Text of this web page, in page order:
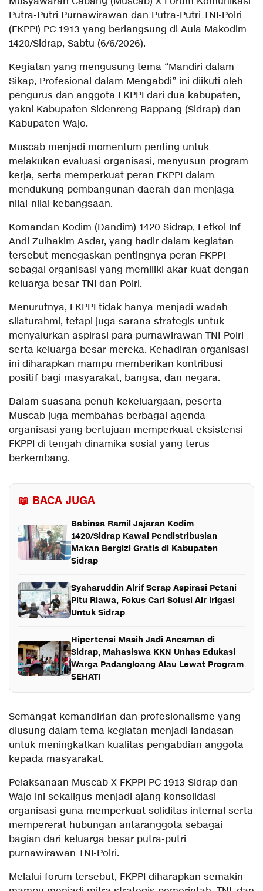
Putra-Putri Purnawirawan dan Putra-Putri TNI-Polri
(FKPPI) PC 1913 yang berlangsung di Aula Makodim
1420/Sidrap, Sabtu (6/6/2026).
Kegiatan yang mengusung tema “Mandiri dalam
Sikap, Profesional dalam Mengabdi” ini diikuti oleh
pengurus dan anggota FKPPI dari dua kabupaten,
yakni Kabupaten Sidenreng Rappang (Sidrap) dan
Kabupaten Wajo.
Muscab menjadi momentum penting untuk
melakukan evaluasi organisasi, menyusun program
kerja, serta memperkuat peran FKPPI dalam
mendukung pembangunan daerah dan menjaga
nilai-nilai kebangsaan.
Komandan Kodim (Dandim) 1420 Sidrap, Letkol Inf
Andi Zulhakim Asdar, yang hadir dalam kegiatan
tersebut menegaskan pentingnya peran FKPPI
sebagai organisasi yang memiliki akar kuat dengan
keluarga besar TNI dan Polri.
Menurutnya, FKPPI tidak hanya menjadi wadah
silaturahmi, tetapi juga sarana strategis untuk
menyalurkan aspirasi para purnawirawan TNI-Polri
serta keluarga besar mereka. Kehadiran organisasi
ini diharapkan mampu memberikan kontribusi
positif bagi masyarakat, bangsa, dan negara.
Dalam suasana penuh kekeluargaan, peserta
Muscab juga membahas berbagai agenda
organisasi yang bertujuan memperkuat eksistensi
FKPPI di tengah dinamika sosial yang terus
berkembang.
📖 BACA JUGA
Babinsa Ramil Jajaran Kodim
1420/Sidrap Kawal Pendistribusian
Makan Bergizi Gratis di Kabupaten
Sidrap
Syaharuddin Alrif Serap Aspirasi Petani
Pitu Riawa, Fokus Cari Solusi Air Irigasi
Untuk Sidrap
Hipertensi Masih Jadi Ancaman di
Sidrap, Mahasiswa KKN Unhas Edukasi
Warga Padangloang Alau Lewat Program
SEHATI
Semangat kemandirian dan profesionalisme yang
diusung dalam tema kegiatan menjadi landasan
untuk meningkatkan kualitas pengabdian anggota
kepada masyarakat.
Pelaksanaan Muscab X FKPPI PC 1913 Sidrap dan
Wajo ini sekaligus menjadi ajang konsolidasi
organisasi guna memperkuat soliditas internal serta
mempererat hubungan antaranggota sebagai
bagian dari keluarga besar putra-putri
purnawirawan TNI-Polri.
Melalui forum tersebut, FKPPI diharapkan semakin